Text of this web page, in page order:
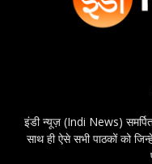
इंडी न्यूज़ (Indi News) समर्पित
साथ ही ऐसे सभी पाठकों को